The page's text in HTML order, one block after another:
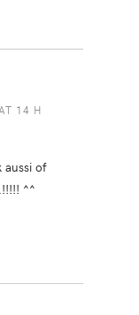
14 H
aussi of
^^